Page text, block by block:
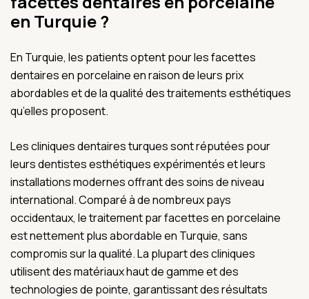
en Turquie ?
En Turquie, les patients optent pour les facettes
dentaires en porcelaine en raison de leurs prix
abordables et de la qualité des traitements esthétiques
qu’elles proposent.
Les cliniques dentaires turques sont réputées pour
leurs dentistes esthétiques expérimentés et leurs
installations modernes offrant des soins de niveau
international. Comparé à de nombreux pays
occidentaux, le traitement par facettes en porcelaine
est nettement plus abordable en Turquie, sans
compromis sur la qualité. La plupart des cliniques
utilisent des matériaux haut de gamme et des
technologies de pointe, garantissant des résultats